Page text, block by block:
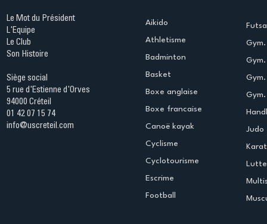
Le Mot du Président
L'Equipe
Le Club
Son Histoire
Siège social
5 rue d'Estienne d'Orves
94000 Créteil
01 42 07 15 74
info@uscreteil.com
Aikido
Athletisme
Badminton
Basket
Boxe anglaise
Boxe francaise
Canoë kayak
Cyclisme
Cyclotourisme
Escrime
Football
Judo
Lutte